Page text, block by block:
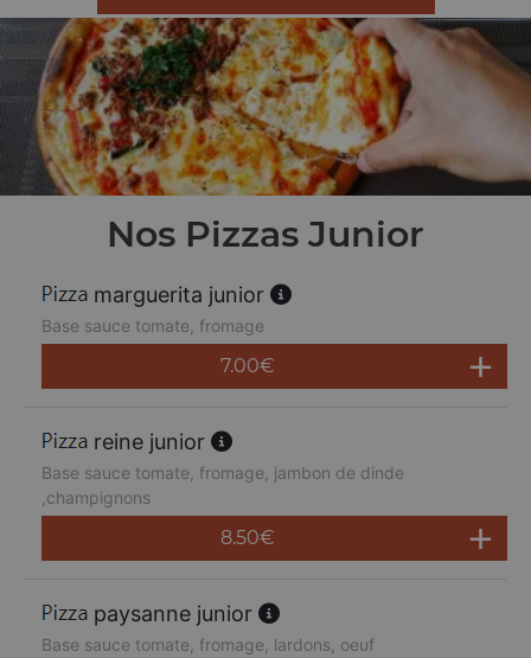
Nos Pizzas Junior
marguerita junior
Base sauce tomate, fromage
7.00€
reine junior
Base sauce tomate, fromage, jambon de dinde
,champignons
8.50€
paysanne junior
Base sauce tomate, fromage, lardons, oeuf